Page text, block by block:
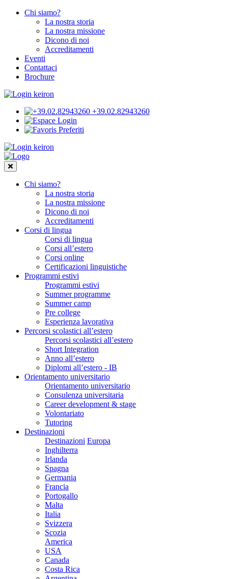
Chi siamo?
La nostra storia
La nostra missione
Dicono di noi
Accreditamenti
Eventi
Contattaci
Brochure
+39.02.82943260
Login
Preferiti
Chi siamo?
La nostra storia
La nostra missione
Dicono di noi
Accreditamenti
Corsi di lingua
Corsi di lingua
Corsi all’estero
Corsi online
Certificazioni linguistiche
Programmi estivi
Programmi estivi
Summer programme
Summer camp
Pre college
Esperienza lavorativa
Percorsi scolastici all’estero
Percorsi scolastici all’estero
Short Integration
Anno all’estero
Diplomi all’estero - IB
Orientamento universitario
Orientamento universitario
Consulenza universitaria
Career development & stage
Volontariato
Tutoring
Destinazioni
Destinazioni Europa
Inghilterra
Irlanda
Spagna
Germania
Francia
Portogallo
Malta
Italia
Svizzera
Scozia
America
USA
Canada
Costa Rica